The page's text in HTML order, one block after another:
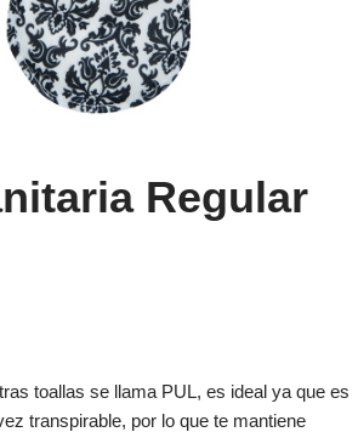
Regular
toallas se llama PUL, es ideal ya que es
transpirable, por lo que te mantiene